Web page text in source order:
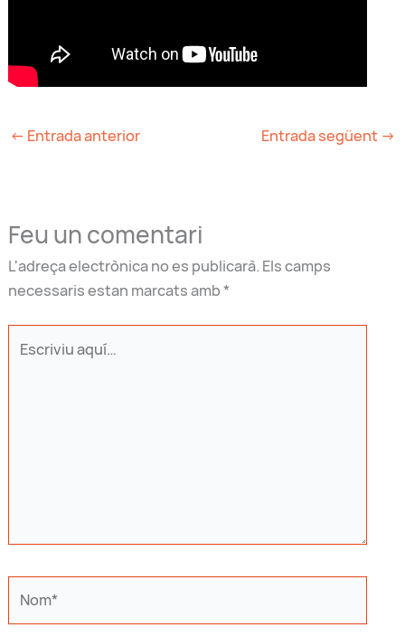
← Entrada anterior Entrada següent →
Feu un comentari
L'adreça electrònica no es publicarà. Els camps
necessaris estan marcats amb*
aquí…